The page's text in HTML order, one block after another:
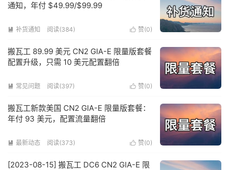
通知，年付 $49.99/$99.99
 补货通知 阅读(384)  赞(0)
搬瓦工 89.99 美元 CN2 GIA-E 限量版套餐
配置升级，只需 10 美元配置翻倍
 常见问题 阅读(397)  赞(0)
搬瓦工新款美国 CN2 GIA-E 限量版套餐：
年付 93 美元，配置流量翻倍
 最新动态 阅读(373)  赞(0)
[2023-08-15] 搬瓦工 DC6 CN2 GIA-E 限